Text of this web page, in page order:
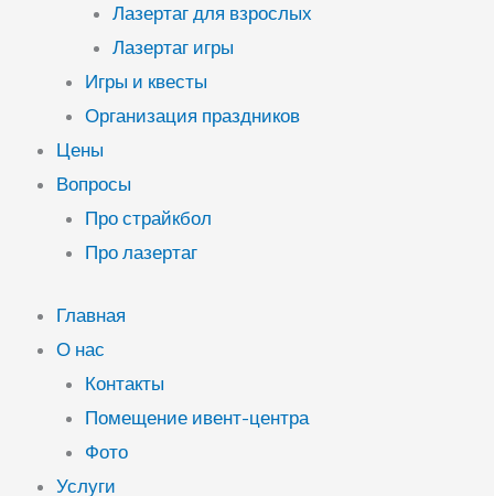
Лазертаг для взрослых
Лазертаг игры
Игры и квесты
Организация праздников
Цены
Вопросы
Про страйкбол
Про лазертаг
Главная
О нас
Контакты
Помещение ивент-центра
Фото
Услуги